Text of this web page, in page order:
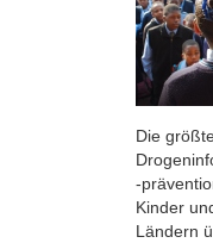
Die
-
Kinder
Ländern